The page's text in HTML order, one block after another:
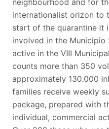
internationalist orizon to
start of the quarantine it
involved in the Municipio
active in the VIII
counts more than 350
approximately 130.000
families receive weekly
package, prepared with
individual, commercial